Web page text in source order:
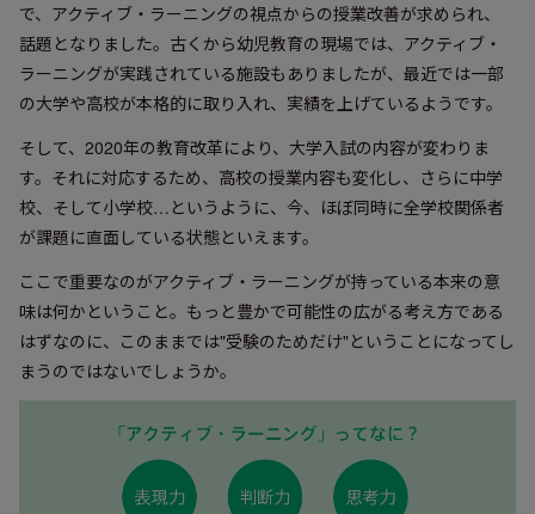
で、アクティブ・ラーニングの視点からの授業改善が求められ、
話題となりました。古くから幼児教育の現場では、アクティブ・
ラーニングが実践されている施設もありましたが、最近では一部
の大学や高校が本格的に取り入れ、実績を上げているようです。
そして、2020年の教育改革により、大学入試の内容が変わりま
す。それに対応するため、高校の授業内容も変化し、さらに中学
校、そして小学校…というように、今、ほぼ同時に全学校関係者
が課題に直面している状態といえます。
ここで重要なのがアクティブ・ラーニングが持っている本来の意
味は何かということ。もっと豊かで可能性の広がる考え方である
はずなのに、このままでは"受験のためだけ"ということになってし
まうのではないでしょうか。